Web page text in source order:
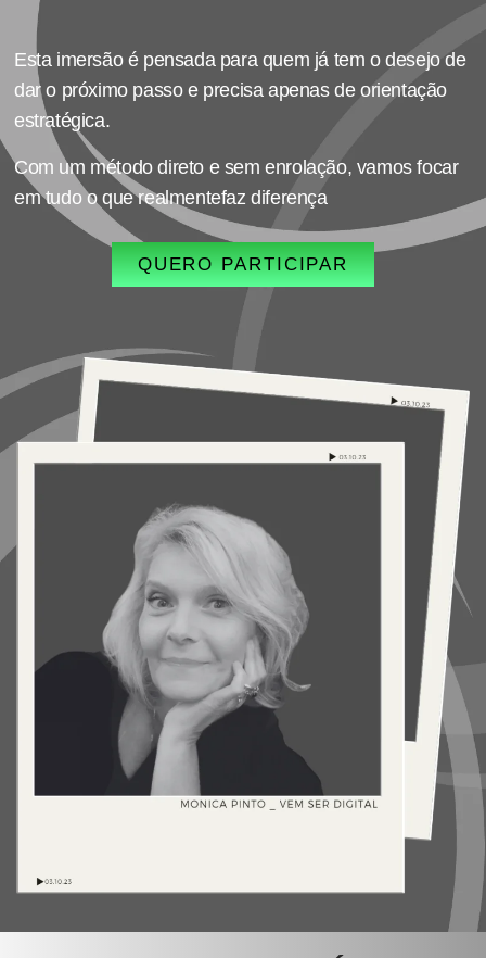
Esta imersão é pensada para quem já tem o desejo de
dar o próximo passo e precisa apenas de orientação
estratégica.
Com um método direto e sem enrolação, vamos focar
em tudo o que realmentefaz diferença
QUERO PARTICIPAR